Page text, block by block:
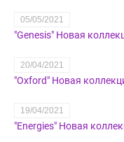
05/05/2021
"Genesis" Новая
20/04/2021
"Oxford" Новая
19/04/2021
"Energies" Новая